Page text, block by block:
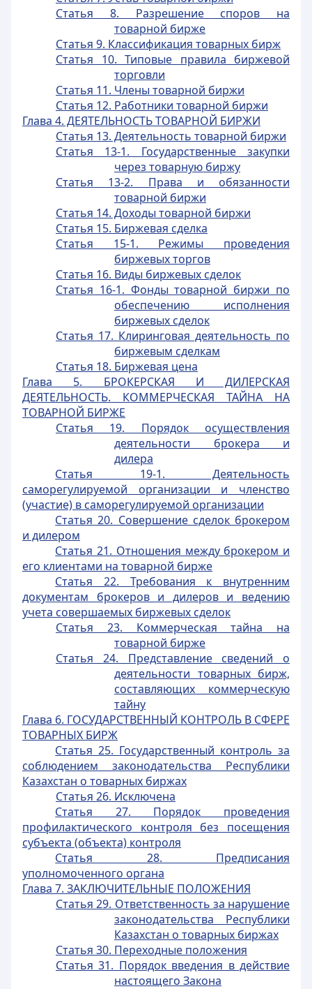
Статья 8. Разрешение споров на
товарной бирже
Статья 9. Классификация товарных бирж
Статья 10. Типовые правила биржевой
торговли
Статья 11. Члены товарной биржи
Статья 12. Работники товарной биржи
Глава 4. ДЕЯТЕЛЬНОСТЬ ТОВАРНОЙ БИРЖИ
Статья 13. Деятельность товарной биржи
Статья 13-1. Государственные закупки
через товарную биржу
Статья 13-2. Права и обязанности
товарной биржи
Статья 14. Доходы товарной биржи
Статья 15. Биржевая сделка
Статья 15-1. Режимы проведения
биржевых торгов
Статья 16. Виды биржевых сделок
Статья 16-1. Фонды товарной биржи по
обеспечению исполнения
биржевых сделок
Статья 17. Клиринговая деятельность по
биржевым сделкам
Статья 18. Биржевая цена
Глава 5. БРОКЕРСКАЯ И ДИЛЕРСКАЯ
ДЕЯТЕЛЬНОСТЬ. КОММЕРЧЕСКАЯ ТАЙНА НА
ТОВАРНОЙ БИРЖЕ
Статья 19. Порядок осуществления
деятельности брокера и
дилера
Статья 19-1. Деятельность
саморегулируемой организации и членство
(участие) в саморегулируемой организации
Статья 20. Совершение сделок брокером
и дилером
Статья 21. Отношения между брокером и
его клиентами на товарной бирже
Статья 22. Требования к внутренним
документам брокеров и дилеров и ведению
учета совершаемых биржевых сделок
Статья 23. Коммерческая тайна на
товарной бирже
Статья 24. Представление сведений о
деятельности товарных бирж,
составляющих коммерческую
тайну
Глава 6. ГОСУДАРСТВЕННЫЙ КОНТРОЛЬ В СФЕРЕ
ТОВАРНЫХ БИРЖ
Статья 25. Государственный контроль за
соблюдением законодательства Республики
Казахстан о товарных биржах
Статья 26. Исключена
Статья 27. Порядок проведения
профилактического контроля без посещения
субъекта (объекта) контроля
Статья 28. Предписания
уполномоченного органа
Глава 7. ЗАКЛЮЧИТЕЛЬНЫЕ ПОЛОЖЕНИЯ
Статья 29. Ответственность за нарушение
законодательства Республики
Казахстан о товарных биржах
Статья 30. Переходные положения
Статья 31. Порядок введения в действие
настоящего Закона